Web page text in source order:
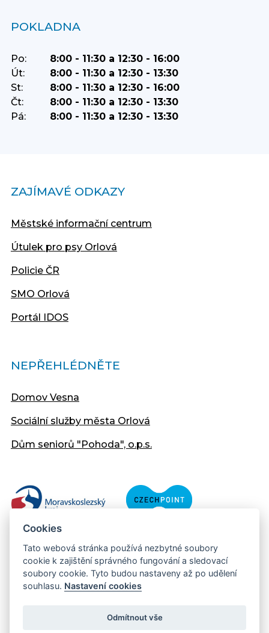
POKLADNA
Po:
8:00 - 11:30 a 12:30 - 16:00
Út:
8:00 - 11:30 a 12:30 - 13:30
St:
8:00 - 11:30 a 12:30 - 16:00
Čt:
8:00 - 11:30 a 12:30 - 13:30
Pá:
8:00 - 11:30 a 12:30 - 13:30
ZAJÍMAVÉ ODKAZY
Městské informační centrum
Útulek pro psy Orlová
Policie ČR
SMO Orlová
Portál IDOS
NEPŘEHLÉDNĚTE
Domov Vesna
Sociální služby města Orlová
Dům seniorů "Pohoda", o.p.s.
Copyright © 2013 - 2026 Městský úřad Orlová
Cookies
Tato webová stránka používá nezbytné soubory
cookie k zajištění správného fungování a sledovací
soubory cookie. Tyto budou nastaveny až po udělení
souhlasu. Nastavení cookies
Odmítnout vše